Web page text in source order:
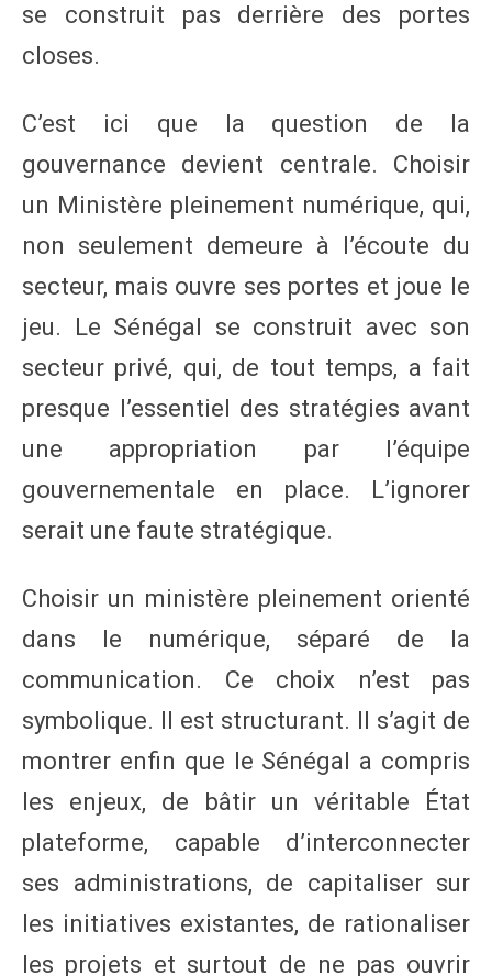
se construit pas derrière des portes
closes.
C’est ici que la question de la
gouvernance devient centrale. Choisir
un Ministère pleinement numérique, qui,
non seulement demeure à l’écoute du
secteur, mais ouvre ses portes et joue le
jeu. Le Sénégal se construit avec son
secteur privé, qui, de tout temps, a fait
presque l’essentiel des stratégies avant
une appropriation par l’équipe
gouvernementale en place. L’ignorer
serait une faute stratégique.
Choisir un ministère pleinement orienté
dans le numérique, séparé de la
communication. Ce choix n’est pas
symbolique. Il est structurant. Il s’agit de
montrer enfin que le Sénégal a compris
les enjeux, de bâtir un véritable État
plateforme, capable d’interconnecter
ses administrations, de capitaliser sur
les initiatives existantes, de rationaliser
les projets et surtout de ne pas ouvrir